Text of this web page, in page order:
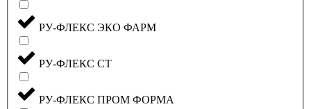
РУ-ФЛЕКС ЭКО ФАРМ
РУ-ФЛЕКС СТ
РУ-ФЛЕКС ПРОМ ФОРМА